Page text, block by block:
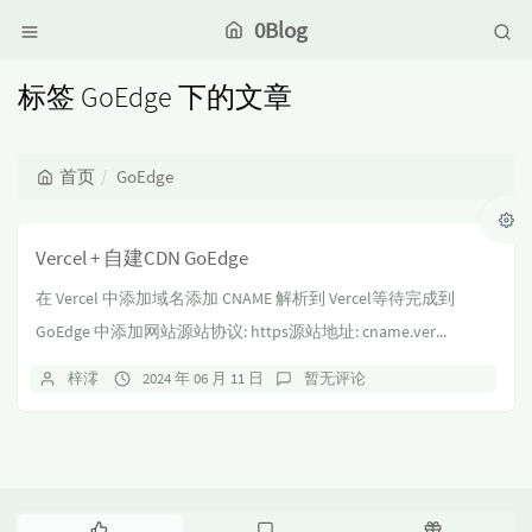
0Blog
标签 GoEdge 下的文章
首页 GoEdge
Vercel + 自建CDN GoEdge
在 Vercel 中添加域名添加 CNAME 解析到 Vercel等待完成到
GoEdge 中添加网站源站协议: https源站地址: cname.ver...
梓澪 2024 年 06 月 11 日 暂无评论
热 随